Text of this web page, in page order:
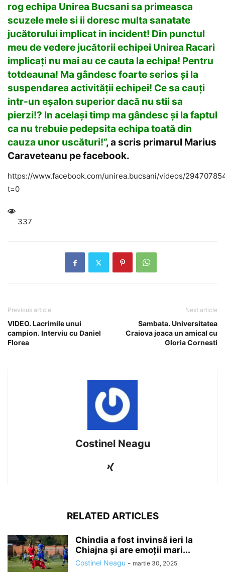
rog echipa Unirea Bucsani sa primeasca
scuzele mele si ii doresc multa sanatate
jucătorului implicat in incident! Din punctul
meu de vedere jucătorii echipei Unirea Racari
implicați nu mai au ce cauta la echipa! Pentru
totdeauna! Ma gândesc foarte serios și la
suspendarea activității echipei! Ce sa cauți
intr-un eșalon superior dacă nu stii sa
pierzi!? In același timp ma gândesc și la faptul
ca nu trebuie pedepsita echipa toată din
cauza unor uscături!”, a scris primarul Marius
Caraveteanu pe facebook.
https://www.facebook.com/unirea.bucsani/videos/
t=0
337
Previous article
VIDEO. Lacrimile unui
campion. Interviu cu Daniel
Florea
Next article
Sambata. Universitatea
Craiova joaca un amical cu
Gloria Cornesti
Costinel Neagu
RELATED ARTICLES
Chindia a fost invinsă ieri la
Chiajna și are emoții mari...
Costinel Neagu - martie 30, 2025